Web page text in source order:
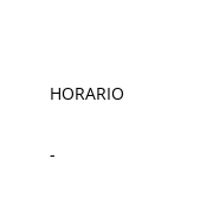
HORARIO
-